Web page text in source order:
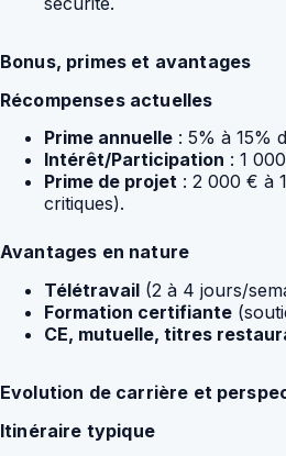
Bonus, primes et avantages
Récompenses actuelles
Prime annuelle : 5% à 15%
Intérêt/Participation : 1
Prime de projet : 2 000 € à
critiques).
Avantages en nature
Télétravail (2 à 4 jours/
Formation certifiante
CE, mutuelle, titres
Evolution de carrière et
Itinéraire typique